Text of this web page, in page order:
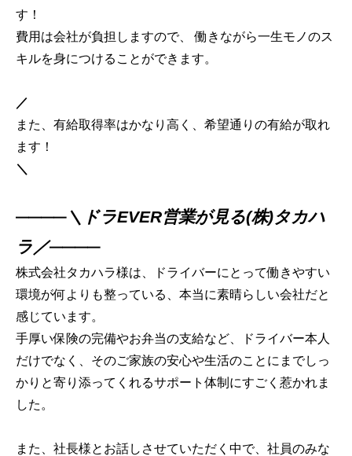
す！
費用は会社が負担しますので、 働きながら一生モノのス
キルを身につけることができます。
／
また、有給取得率はかなり高く、希望通りの有給が取れ
ます！
＼
━━━━＼ドラEVER営業が見る(株)タカハ
ラ／━━━━
株式会社タカハラ様は、ドライバーにとって働きやすい
環境が何よりも整っている、本当に素晴らしい会社だと
感じています。
手厚い保険の完備やお弁当の支給など、ドライバー本人
だけでなく、そのご家族の安心や生活のことにまでしっ
かりと寄り添ってくれるサポート体制にすごく惹かれま
した。
また、社長様とお話しさせていただく中で、社員のみな